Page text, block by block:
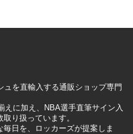
ュを直輸入する通販ショップ専門
えに加え、NBA選手直筆サイン入
り扱っています。
日を、ロッカーズが提案しま